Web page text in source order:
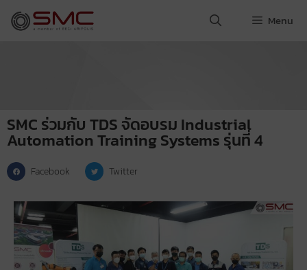
Menu
SMC ร่วมกับ TDS จัดอบรม Industrial
Automation Training Systems รุ่นที่ 4
Facebook Twitter